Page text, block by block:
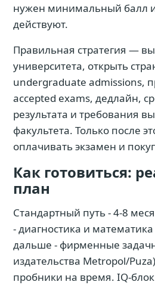
нужен минимальный балл
действуют.
Правильная стратегия —
университета, открыть
undergraduate admissions,
accepted exams, дедлайн,
результата и требования
факультета. Только после
оплачивать экзамен и
Как готовиться:
план
Стандартный путь - 4-8
- диагностика и
дальше - фирменные
издательства Metropol/
пробники на время. IQ-блок